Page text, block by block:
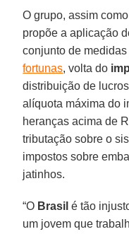
O grupo, assim
propõe a aplicação
conjunto de
fortunas, volta do
distribuição de
alíquota máxima do
heranças acima de
tributação sobre o
impostos sobre
jatinhos.
“O Brasil é tão
um jovem que